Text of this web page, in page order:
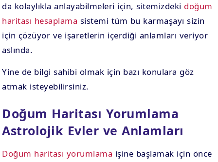
da kolaylıkla anlayabilmeleri için, sitemizdeki doğum
haritası hesaplama sistemi tüm bu karmaşayı sizin
için çözüyor ve işaretlerin içerdiği anlamları veriyor
aslında.
Yine de bilgi sahibi olmak için bazı konulara göz
atmak isteyebilirsiniz.
Doğum Haritası Yorumlama
Astrolojik Evler ve Anlamları
Doğum haritası yorumlama işine başlamak için önce